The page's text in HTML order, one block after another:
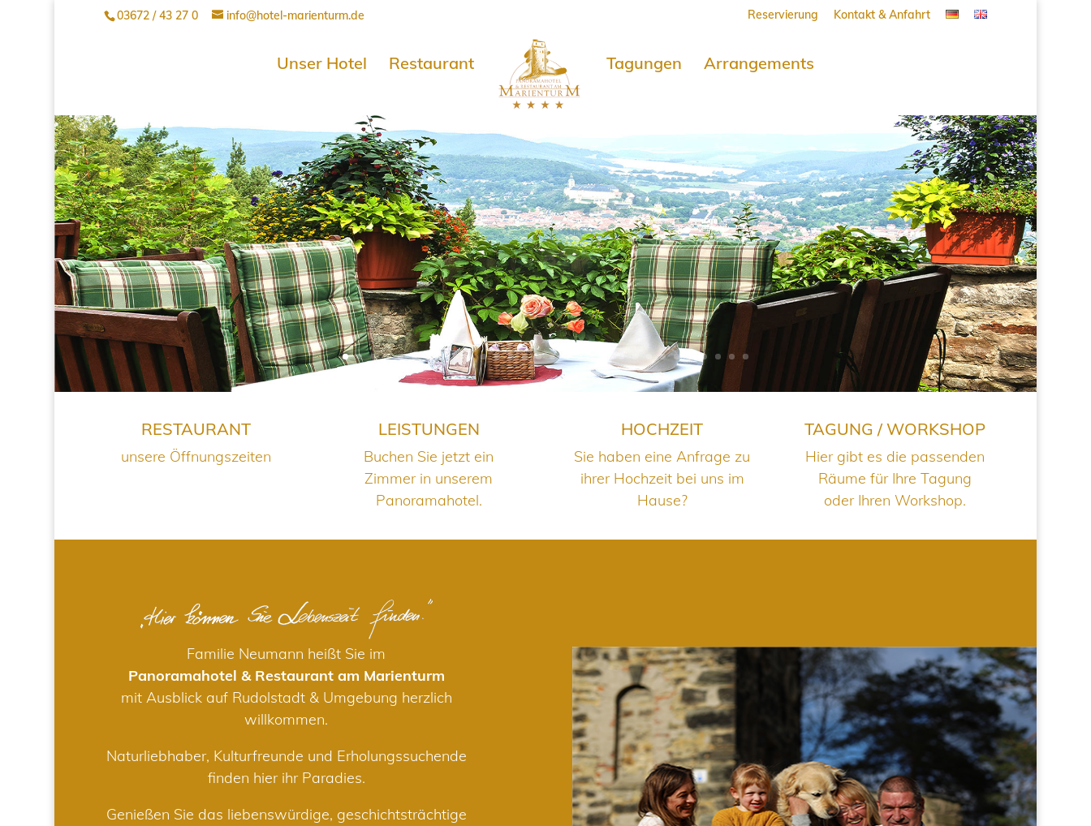
03672 / 43 27 0 info@hotel-marienturm.de Reservierung Kontakt & Anfahrt
Unser Hotel Restaurant Tagungen Arrangements
RESTAURANT
unsere Öffnungszeiten
LEISTUNGEN
Buchen Sie jetzt ein
Zimmer in unserem
Panoramahotel.
HOCHZEIT
Sie haben eine Anfrage zu
ihrer Hochzeit bei uns im
Hause?
TAGUNG / WORKSHOP
Hier gibt es die passenden
Räume für Ihre Tagung
oder Ihren Workshop.
Familie Neumann heißt Sie im
Panoramahotel & Restaurant am Marienturm
mit Ausblick auf Rudolstadt & Umgebung herzlich
willkommen.
Naturliebhaber, Kulturfreunde und Erholungssuchende
finden hier ihr Paradies.
Genießen Sie das liebenswürdige, geschichtsträchtige